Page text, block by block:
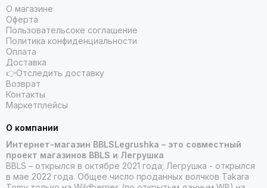
О магазине
Оферта
Пользовательсоке соглашение
Политика конфиденциальности
Оплата
Доставка
👉Отследить доставку
Возврат
Контакты
Маркетплейсы
О компании
Интернет-магазин BBLSLegrushka – это совместный
проект магазинов BBLS и Легрушка
BBLS – открылся в октябре 2021 года; Легрушка - открылся
в мае 2022 года. Общее число проданных волчков Takara